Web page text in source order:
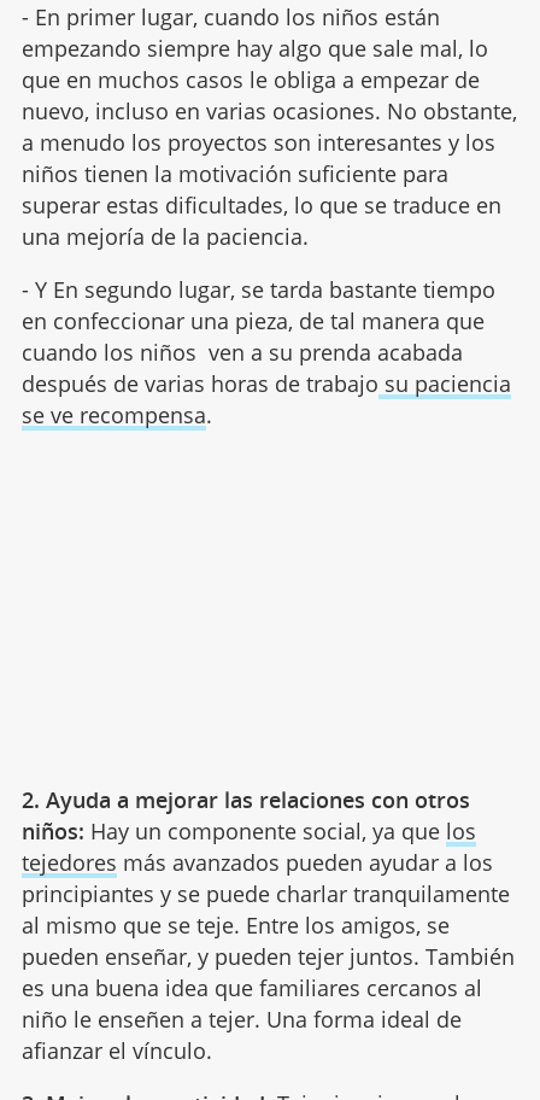
- En primer lugar, cuando los niños están
empezando siempre hay algo que sale mal, lo
que en muchos casos le obliga a empezar de
nuevo, incluso en varias ocasiones. No obstante,
a menudo los proyectos son interesantes y los
niños tienen la motivación suficiente para
superar estas dificultades, lo que se traduce en
una mejoría de la paciencia.
- Y En segundo lugar, se tarda bastante tiempo
en confeccionar una pieza, de tal manera que
cuando los niños ven a su prenda acabada
después de varias horas de trabajo su paciencia
se ve recompensa.
2. Ayuda a mejorar las relaciones con otros
niños: Hay un componente social, ya que los
tejedores más avanzados pueden ayudar a los
principiantes y se puede charlar tranquilamente
al mismo que se teje. Entre los amigos, se
pueden enseñar, y pueden tejer juntos. También
es una buena idea que familiares cercanos al
niño le enseñen a tejer. Una forma ideal de
afianzar el vínculo.